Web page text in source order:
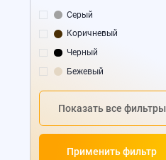
Серый
Коричневый
Черный
Бежевый
Показать все фильтры
Применить фильтр